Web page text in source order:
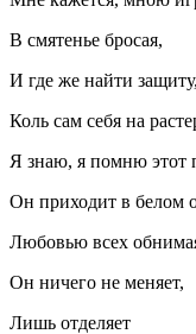
В смятенье бросая,
И где же найти защиту,
Коль сам себя на
Я знаю, я помню
Он приходит в белом
Любовью всех
Он ничего не меняет,
Лишь отделяет